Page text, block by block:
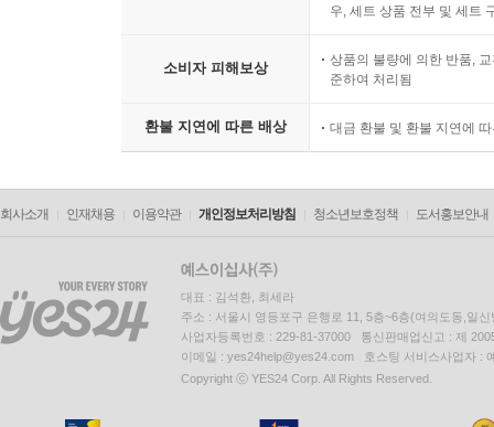
우, 세트 상품 전부 및 세트
소비자 피해보상
상품의 불량에 의한 반품,
준하여 처리됨
환불 지연에 따른 배상 대금 환불 및 환불 지연에
회사소개 인재채용 이용약관 개인정보처리방침 청소년보호정책 도서홍보안내
대표 : 김석환, 최세라
주소 : 서울시 영등포구 은행로 11, 5층~6층(여의도동,일신
사업자등록번호 : 229-81-37000 통신판매업신고 : 제
이메일 : yes24help@yes24.com 호스팅 서비스사업자 :
Copyright ⓒ YES24 Corp. All Rights Reserved.